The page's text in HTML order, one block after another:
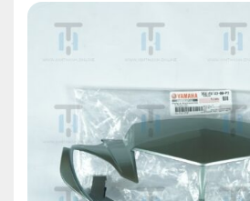
Không có sản phẩm nào